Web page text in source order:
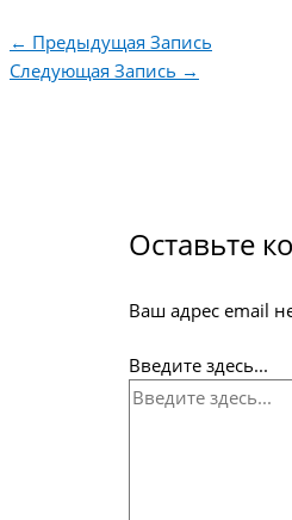
← Предыдущая Запись
Следующая Запись →
Оставьте
Ваш адрес email
Введите здесь...